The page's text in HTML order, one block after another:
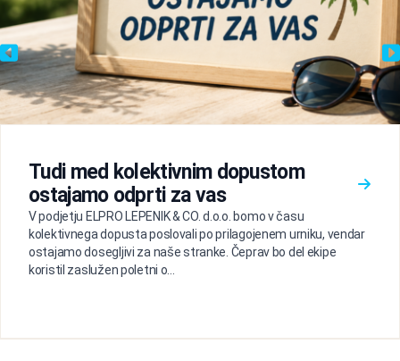
Tudi med kolektivnim dopustom
ostajamo odprti za vas
V podjetju ELPRO LEPENIK & CO. d.o.o. bomo v času
kolektivnega dopusta poslovali po prilagojenem urniku, vendar
ostajamo dosegljivi za naše stranke. Čeprav bo del ekipe
koristil zaslužen poletni o...